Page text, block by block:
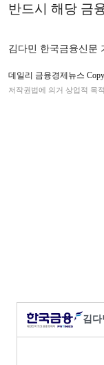
반드시 해당 금
김다민 한국금융신문
데일리 금융경제뉴스
저작권법에 의거 상업적 목
김